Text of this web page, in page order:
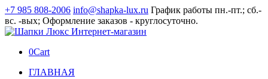
+7 985 808-2006 info@shapka-lux.ru График работы пн.-пт.; сб.-
вс. -вых; Оформление заказов - круглосуточно.
0Cart
ГЛАВНАЯ